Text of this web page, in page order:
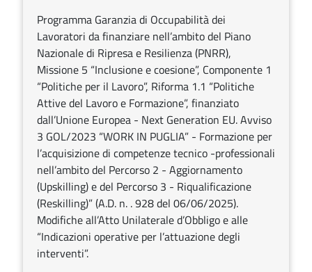
Programma Garanzia di Occupabilità dei
Lavoratori da finanziare nell’ambito del Piano
Nazionale di Ripresa e Resilienza (PNRR),
Missione 5 “Inclusione e coesione”, Componente 1
“Politiche per il Lavoro”, Riforma 1.1 “Politiche
Attive del Lavoro e Formazione”, finanziato
dall’Unione Europea - Next Generation EU. Avviso
3 GOL/2023 “WORK IN PUGLIA” - Formazione per
l’acquisizione di competenze tecnico -professionali
nell’ambito del Percorso 2 - Aggiornamento
(Upskilling) e del Percorso 3 - Riqualificazione
(Reskilling)” (A.D. n. . 928 del 06/06/2025).
Modifiche all’Atto Unilaterale d’Obbligo e alle
“Indicazioni operative per l’attuazione degli
interventi”.